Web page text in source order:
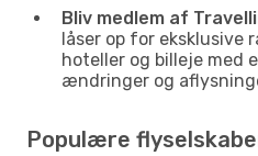
Bliv medlem af
låser op for eksklusive
hoteller og billeje med
ændringer og
Populære